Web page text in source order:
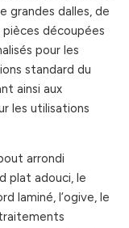
grandes dalles, de
découpées
pour les
standard du
ainsi aux
les utilisations
arrondi
plat adouci, le
laminé, l’ogive, le